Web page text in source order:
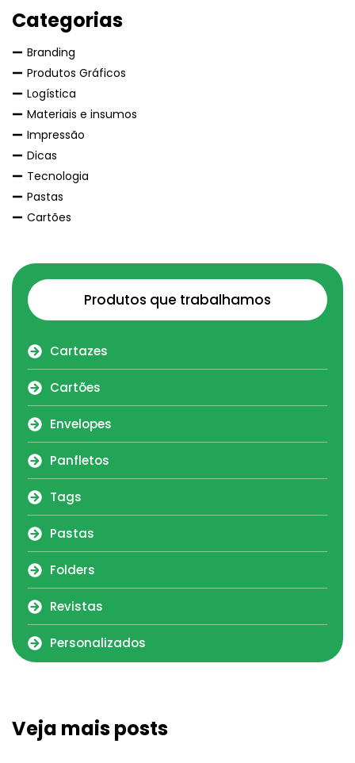
Categorias
Branding
Produtos Gráficos
Logística
Materiais e insumos
Impressão
Dicas
Tecnologia
Pastas
Cartões
Produtos que trabalhamos
Cartazes
Cartões
Envelopes
Panfletos
Tags
Pastas
Folders
Revistas
Personalizados
Veja mais posts